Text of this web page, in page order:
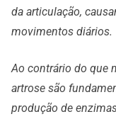
da articulação,
movimentos diários.
Ao contrário do que
artrose são
produção de